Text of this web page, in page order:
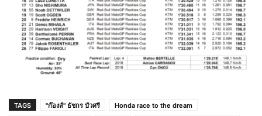
TAGS "ก๊องส์" ธัชกร บัวศรี
Honda race to the dream